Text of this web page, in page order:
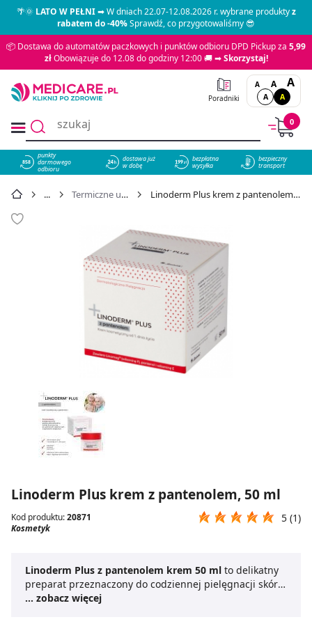
🌴🌞LATO W PEŁNI➡ W dniach 22.07-12.08.2026 r. wybrane produktyz
rabatem do -40%Sprawdź, co przygotowaliśmy 😎
📦 Dostawa do automatów paczkowych i punktów odbioru DPD Pickup za 5,99
złObowiązuje do 12.08 do godziny 12:00 🚚 ➡Skorzystaj!
Poradniki
A A A
A A
0
858
punkty
darmowego
odbioru
dostawa już
w dobę
bezpłatna
wysyłka
bezpieczny
transport
Termiczne urazy skóry Linoderm Plus krem z pantenolem, 50 ml - cena 16,99 zł
Linoderm Plus krem z pantenolem, 50 ml
Kod produktu:20871
Kosmetyk
5 (1)
Linoderm Plus z pantenolem krem 50 ml to delikatny
preparat przeznaczony do codziennej pielęgnacji skóry
wymagającej regeneracji i nawilżenia. Dzięki zawartości
... zobacz więcej